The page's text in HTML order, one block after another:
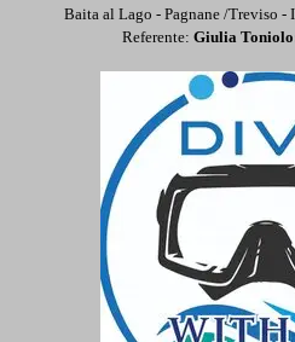
Baita al Lago - Pagnane /Treviso -
Referente: Giulia